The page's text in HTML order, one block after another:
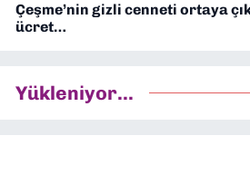
Çeşme’nin gizli cenneti ortaya
ücret…
Yükleniyor...